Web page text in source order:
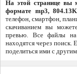
На этой странице вы
формате mp3,
телефон, смартфон,
скачиванием вы
превью. Все файлы на
находятся через поиск.
поделиться ими с